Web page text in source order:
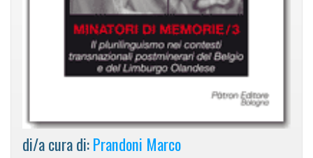
di/a cura di:Prandoni Marco